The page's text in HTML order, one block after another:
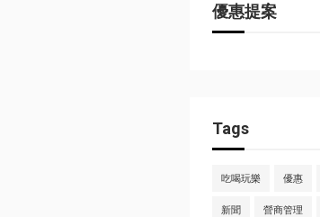
優惠提案
Tags
吃喝玩樂 優惠
新聞 營商管理